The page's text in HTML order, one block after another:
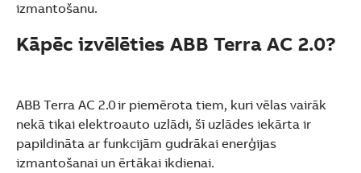
izmantošanu.
Kāpēc izvēlēties ABB Terra AC 2.0?
ABB Terra AC 2.0 ir piemērota tiem, kuri vēlas vairāk
nekā tikai elektroauto uzlādi, šī uzlādes iekārta ir
papildināta ar funkcijām gudrākai enerģijas
izmantošanai un ērtākai ikdienai.